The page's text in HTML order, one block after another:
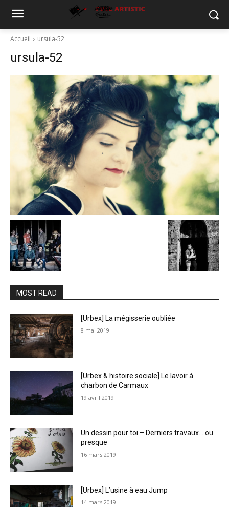
Accueil ursula-52
ursula-52
MOST READ
[Urbex] La mégisserie oubliée
8 mai 2019
[Urbex & histoire sociale] Le lavoir à
charbon de Carmaux
19 avril 2019
Un dessin pour toi – Derniers travaux… ou
presque
16 mars 2019
[Urbex] L’usine à eau Jump
14 mars 2019